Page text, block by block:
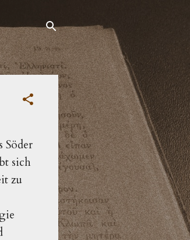
Söder
sich
zu